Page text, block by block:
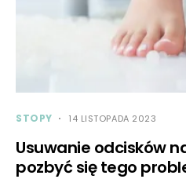
STOPY 14 LISTOPADA 2023
Usuwanie odcisków
pozbyć się tego